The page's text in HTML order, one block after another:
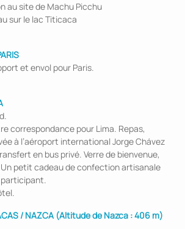
au site de Machu Picchu
sur le lac Titicaca
et envol pour Paris.
correspondance pour Lima. Repas,
à l’aéroport international Jorge Chávez
en bus privé. Verre de bienvenue,
petit cadeau de confection artisanale
/ NAZCA (Altitude de Nazca : 406 m)